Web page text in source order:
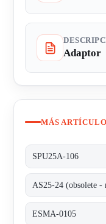
Adaptor
MÁS
SPU25A-106
ESMA-0105